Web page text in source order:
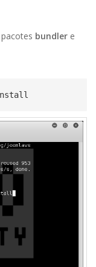
bundler e